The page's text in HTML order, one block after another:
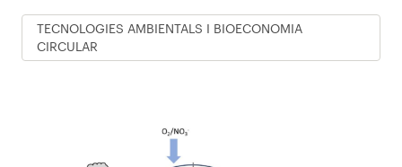
TECNOLOGIES AMBIENTALS I BIOECONOMIA
CIRCULAR